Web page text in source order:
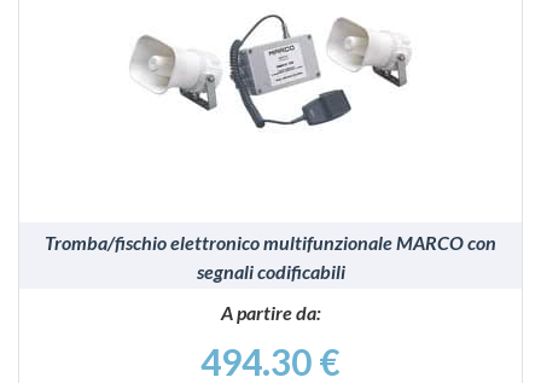
VEDI
Tromba/fischio elettronico multifunzionale MARCO con
segnali codificabili
A partire da:
494.30 €